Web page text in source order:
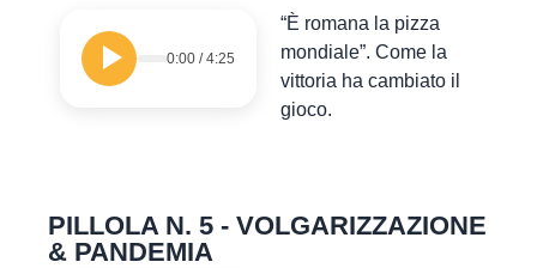
0:00 /4:25
“È romana la pizza
mondiale”. Come la
vittoria ha cambiato il
gioco.
PILLOLA N. 5 - VOLGARIZZAZIONE
& PANDEMIA